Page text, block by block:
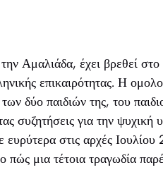
Αμαλιάδα, έχει βρεθεί στο
επικαιρότητας. Η
δύο παιδιών της, του
συζητήσεις για την ψυχική
στις αρχές
πώς μια τέτοια τραγωδία